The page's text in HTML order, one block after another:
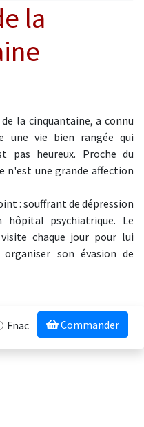
la
la cinquantaine, a connu
une vie bien rangée qui
pas heureux. Proche du
n'est une grande affection
: souffrant de dépression
psychiatrique. Le
chaque jour pour lui
son évasion de
Fnac Commander